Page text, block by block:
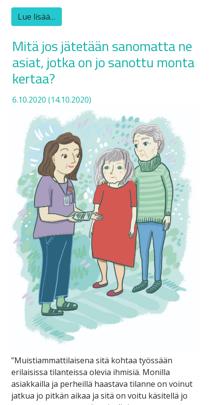
Lue lisää…
Mitä jos jätetään sanomatta ne
asiat, jotka on jo sanottu monta
kertaa?
6.10.2020 (14.10.2020)
”Muistiammattilaisena sitä kohtaa työssään
erilaisissa tilanteissa olevia ihmisiä. Monilla
asiakkailla ja perheillä haastava tilanne on voinut
jatkua jo pitkän aikaa ja sitä on voitu käsitellä jo